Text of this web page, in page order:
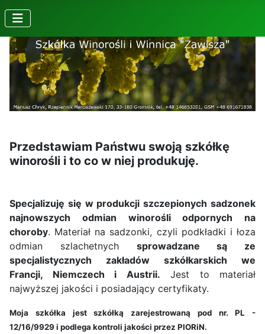
Przedstawiam Państwu swoją szkółkę
winorośli i to co w niej produkuję.
Specjalizuję się w produkcji szczepionych sadzonek
najnowszych odmian winorośli odpornych na
choroby. Materiał na sadzonki, czyli podkładki i łoza
odmian szlachetnych sprowadzane są ze
specjalistycznych zakładów szkółkarskich we
Francji, Niemczech i Austrii. Jest to materiał
najwyższej jakości i posiadający certyfikaty.
Moja szkółka jest szkółką zarejestrowaną pod nr. PL -
12/16/9929 i podlega kontroli jakości przez PIORiN.